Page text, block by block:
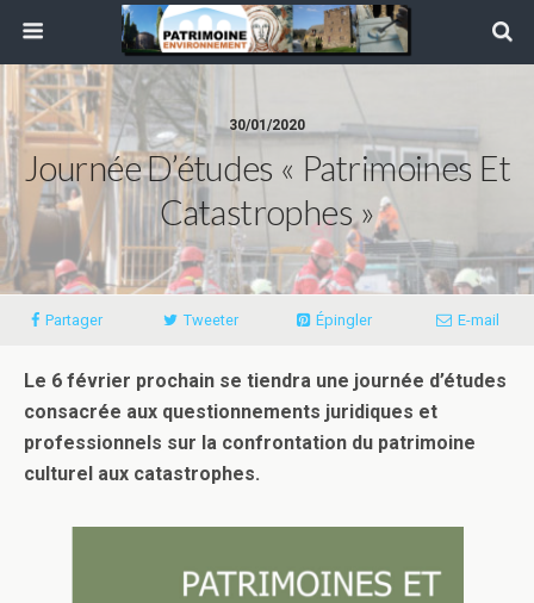
30/01/2020
Journée D’études « Patrimoines Et
Catastrophes »
Partager Tweeter Épingler E-mail
Le 6 février prochain se tiendra une journée d’études
consacrée aux questionnements juridiques et
professionnels sur la confrontation du patrimoine
culturel aux catastrophes.